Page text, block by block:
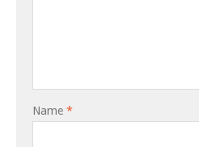
Name *